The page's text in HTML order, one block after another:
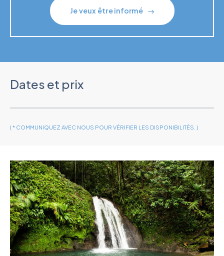
Je veux être informé
Dates et prix
( * COMMUNIQUEZ AVEC NOUS POUR VÉRIFIER LES DISPONIBILITÉS. )